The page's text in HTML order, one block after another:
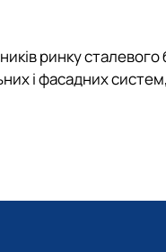
ринку
фасадних систем,